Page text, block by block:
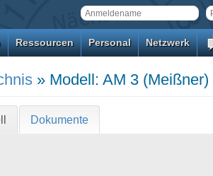
Ressourcen Personal Netzwerk
» Modell: AM 3 (Meißner)
Dokumente